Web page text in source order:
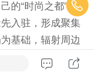
的“时尚之都”，
入驻，形成聚集
基础，辐射周边